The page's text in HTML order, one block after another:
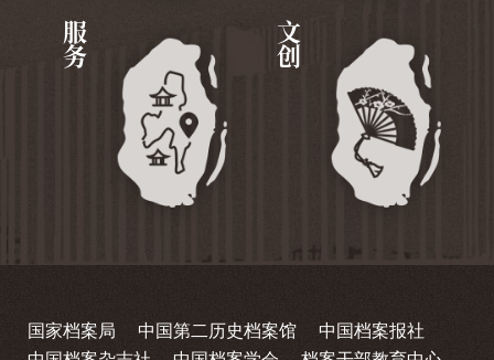
服务 文创
国家档案局 中国第二历史档案馆
中国档案报社